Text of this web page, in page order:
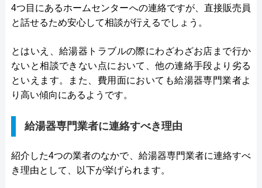
4つ目にあるホームセンターへの連絡ですが、直接販売員
と話せるため安心して相談が行えるでしょう。
とはいえ、給湯器トラブルの際にわざわざお店まで行か
ないと相談できない点において、他の連絡手段より劣る
といえます。また、費用面においても給湯器専門業者よ
り高い傾向にあるようです。
給湯器専門業者に連絡すべき理由
紹介した4つの業者のなかで、給湯器専門業者に連絡すべ
き理由として、以下が挙げられます。